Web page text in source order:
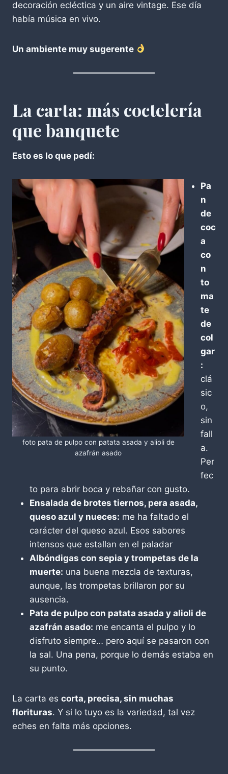
decoración ecléctica y un aire vintage. Ese día
había música en vivo.
Un ambiente muy sugerente
La carta: más coctelería
que banquete
Esto es lo que pedí:
foto pata de pulpo con patata asada y alioli de
azafrán asado
Pa
n
de
coc
a
co
n
to
ma
te
de
col
gar
:
clá
sic
o,
sin
fall
a.
Per
fec
to para abrir boca y rebañar con gusto.
Ensalada de brotes tiernos, pera asada,
queso azul y nueces: me ha faltado el
carácter del queso azul. Esos sabores
intensos que estallan en el paladar
Albóndigas con sepia y trompetas de la
muerte: una buena mezcla de texturas,
aunque, las trompetas brillaron por su
ausencia.
Pata de pulpo con patata asada y alioli de
azafrán asado: me encanta el pulpo y lo
disfruto siempre… pero aquí se pasaron con
la sal. Una pena, porque lo demás estaba en
su punto.
La carta es corta, precisa, sin muchas
florituras. Y si lo tuyo es la variedad, tal vez
eches en falta más opciones.